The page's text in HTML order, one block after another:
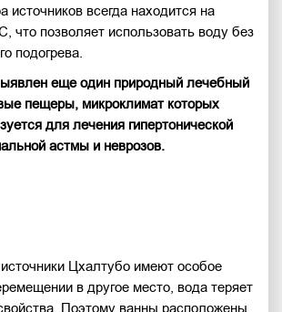
источников всегда находится на
что позволяет использовать воду без
подогрева.
еще один природный лечебный
пещеры, микроклимат которых
для лечения гипертонической
астмы и неврозов.
Цхалтубо имеют особое
в другое место, вода теряет
Поэтому ванны расположены